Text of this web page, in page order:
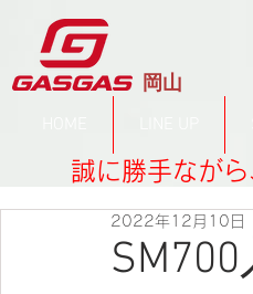
​岡山
誠に勝手なが
2022年12月10日